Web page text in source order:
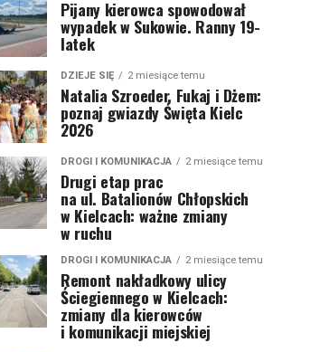
Pijany kierowca spowodował
wypadek w Sukowie. Ranny 19-
latek
DZIEJE SIĘ 2 miesiące temu
Natalia Szroeder, Fukaj i Dżem:
poznaj gwiazdy Święta Kielc
2026
DROGI I KOMUNIKACJA 2 miesiące temu
Drugi etap prac
na ul. Batalionów Chłopskich
w Kielcach: ważne zmiany
w ruchu
DROGI I KOMUNIKACJA 2 miesiące temu
Remont nakładkowy ulicy
Ściegiennego w Kielcach:
zmiany dla kierowców
i komunikacji miejskiej